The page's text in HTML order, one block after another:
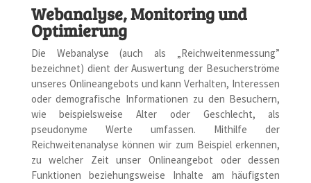
Webanalyse, Monitoring und
Optimierung
Die Webanalyse (auch als „Reichweitenmessung”
bezeichnet) dient der Auswertung der Besucherströme
unseres Onlineangebots und kann Verhalten, Interessen
oder demografische Informationen zu den Besuchern,
wie beispielsweise Alter oder Geschlecht, als
pseudonyme Werte umfassen. Mithilfe der
Reichweitenanalyse können wir zum Beispiel erkennen,
zu welcher Zeit unser Onlineangebot oder dessen
Funktionen beziehungsweise Inhalte am häufigsten